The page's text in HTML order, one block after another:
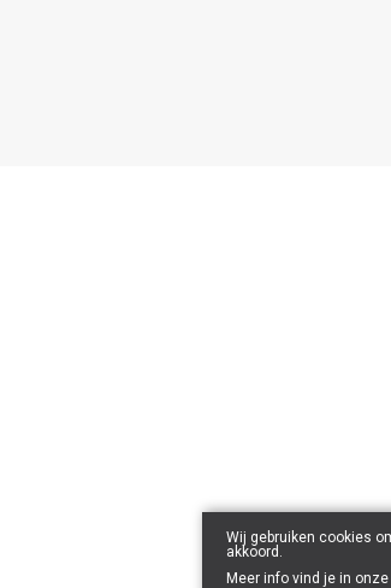
Wij gebruiken cookies
akkoord.
Meer info vind je in onze